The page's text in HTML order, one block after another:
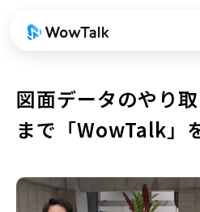
図面データのやり
まで「WowTalk」